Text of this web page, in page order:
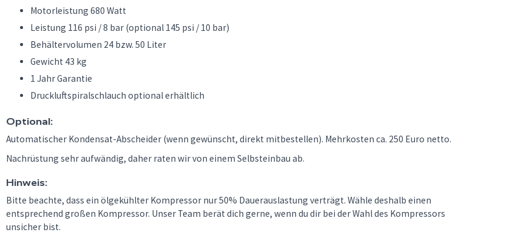
Motorleistung 680 Watt
Leistung 116 psi / 8 bar (optional 145 psi / 10 bar)
Behältervolumen 24 bzw. 50 Liter
Gewicht 43 kg
1 Jahr Garantie
Druckluftspiralschlauch optional erhältlich
Optional:
Automatischer Kondensat-Abscheider (wenn gewünscht, direkt mitbestellen). Mehrkosten ca. 250 Euro netto.
Nachrüstung sehr aufwändig, daher raten wir von einem Selbsteinbau ab.
Hinweis:
Bitte beachte, dass ein ölgekühlter Kompressor nur 50% Dauerauslastung verträgt. Wähle deshalb einen
entsprechend großen Kompressor. Unser Team berät dich gerne, wenn du dir bei der Wahl des Kompressors
unsicher bist.